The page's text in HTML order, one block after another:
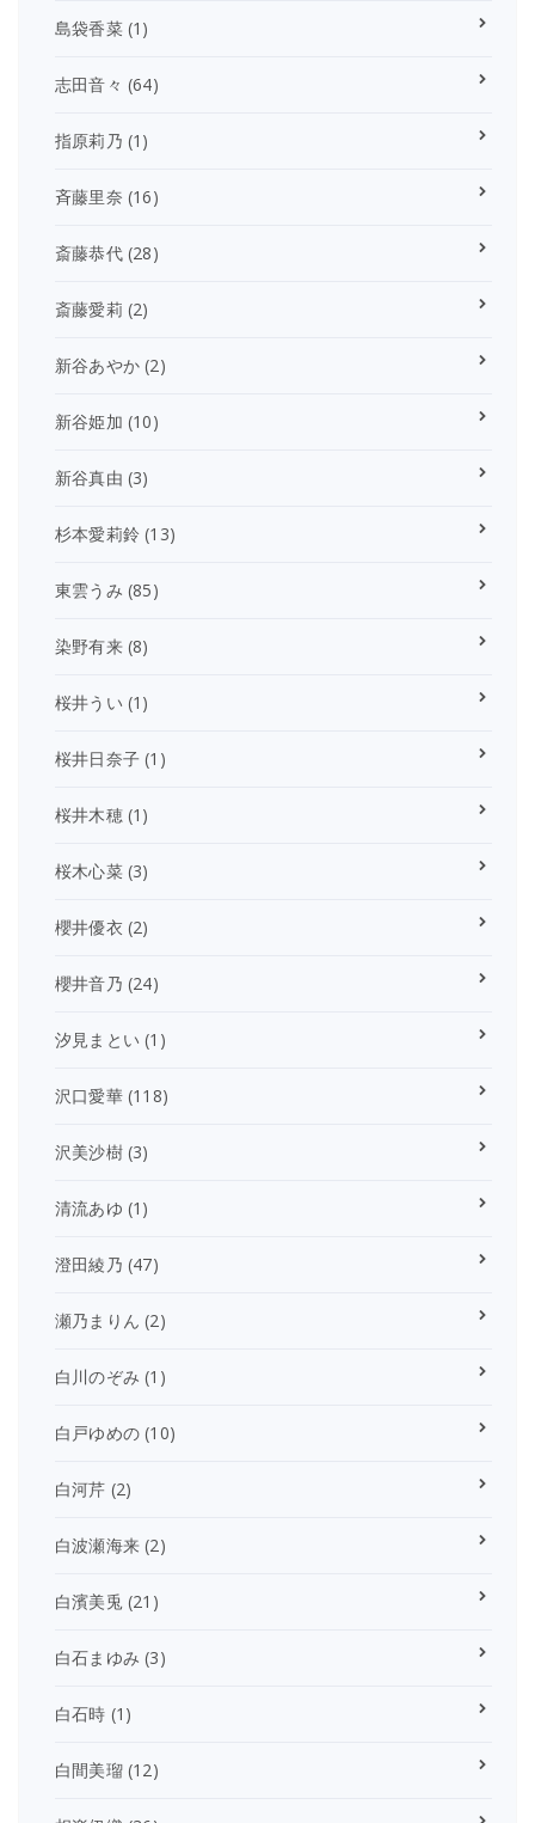
島袋香菜(1)
志田音々 (64)
指原莉乃 (1)
斉藤里奈 (16)
斎藤恭代(28)
斎藤愛莉 (2)
新谷あやか (2)
新谷姫加 (10)
新谷真由 (3)
杉本愛莉鈴 (13)
東雲うみ (85)
染野有来(8)
桜井うい (1)
桜井日奈子 (1)
桜井木穂(1)
桜木心菜(3)
櫻井優衣 (2)
櫻井音乃 (24)
汐見まとい (1)
沢口愛華(118)
沢美沙樹(3)
清流あゆ (1)
澄田綾乃 (47)
瀬乃まりん (2)
白川のぞみ (1)
白戸ゆめの (10)
白河芹 (2)
白波瀬海来 (2)
白濱美兎(21)
白石まゆみ (3)
白石時 (1)
白間美瑠(12)